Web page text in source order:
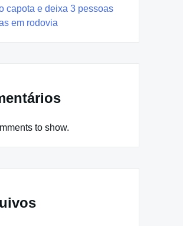
capota e deixa 3 pessoas
em rodovia
to show.